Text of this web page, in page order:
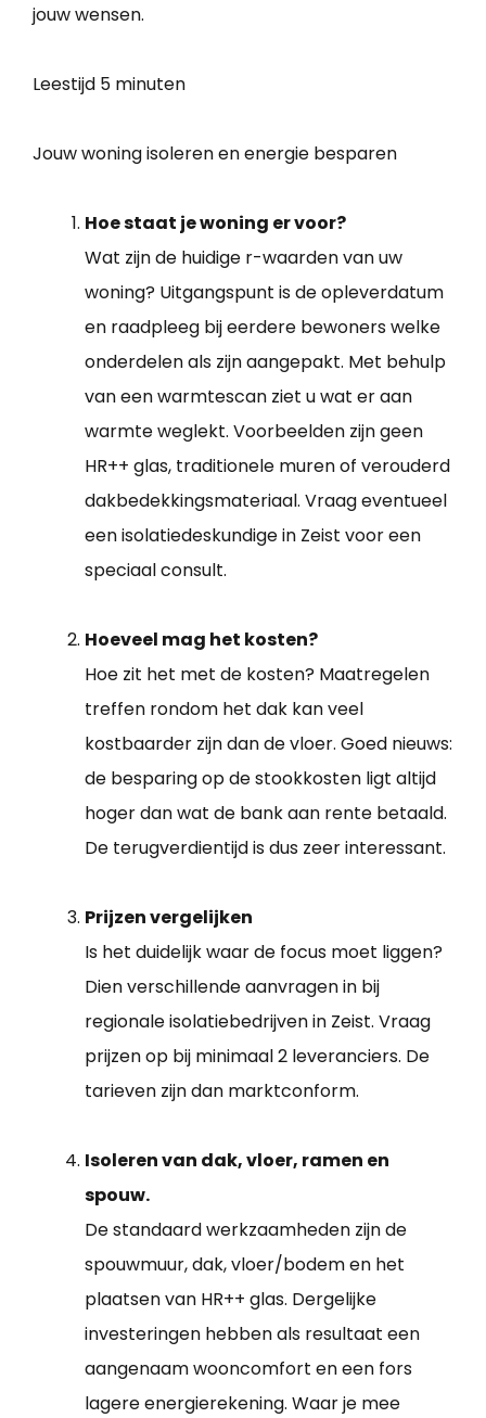
jouw wensen.
Leestijd 5 minuten
Jouw woning isoleren en energie besparen
Hoe staat je woning er voor?
Wat zijn de huidige r-waarden van uw
woning? Uitgangspunt is de opleverdatum
en raadpleeg bij eerdere bewoners welke
onderdelen als zijn aangepakt. Met behulp
van een warmtescan ziet u wat er aan
warmte weglekt. Voorbeelden zijn geen
HR++ glas, traditionele muren of verouderd
dakbedekkingsmateriaal. Vraag eventueel
een isolatiedeskundige in Zeist voor een
speciaal consult.
Hoeveel mag het kosten?
Hoe zit het met de kosten? Maatregelen
treffen rondom het dak kan veel
kostbaarder zijn dan de vloer. Goed nieuws:
de besparing op de stookkosten ligt altijd
hoger dan wat de bank aan rente betaald.
De terugverdientijd is dus zeer interessant.
Prijzen vergelijken
Is het duidelijk waar de focus moet liggen?
Dien verschillende aanvragen in bij
regionale isolatiebedrijven in Zeist. Vraag
prijzen op bij minimaal 2 leveranciers. De
tarieven zijn dan marktconform.
Isoleren van dak, vloer, ramen en
spouw.
De standaard werkzaamheden zijn de
spouwmuur, dak, vloer/bodem en het
plaatsen van HR++ glas. Dergelijke
investeringen hebben als resultaat een
aangenaam wooncomfort en een fors
lagere energierekening. Waar je mee